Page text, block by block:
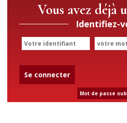
Vous avez déjà
Identifiez-
Se connecter
Mot de passe